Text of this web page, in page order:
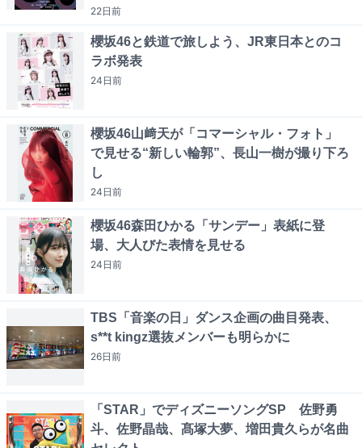
22日前
櫻坂46と鉄道で旅しよう、JR東日本とのコ
ラボ発表
24日前
櫻坂46山﨑天が「コマーシャル・フォト」
で見せる“新しい輪郭”、長山一樹が撮り下ろ
し
24日前
櫻坂46森田ひかる「サンデー」表紙に登
場、大人びた表情を見せる
24日前
TBS「音楽の日」ダンス企画の曲目発表、
s**t kingz選抜メンバーも明らかに
26日前
「STAR」でディズニーソングSP 佐野勇
斗、佐野晶哉、髙塚大夢、増田貴久らが名曲